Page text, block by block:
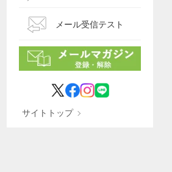
メール受信テスト
サイトトップ